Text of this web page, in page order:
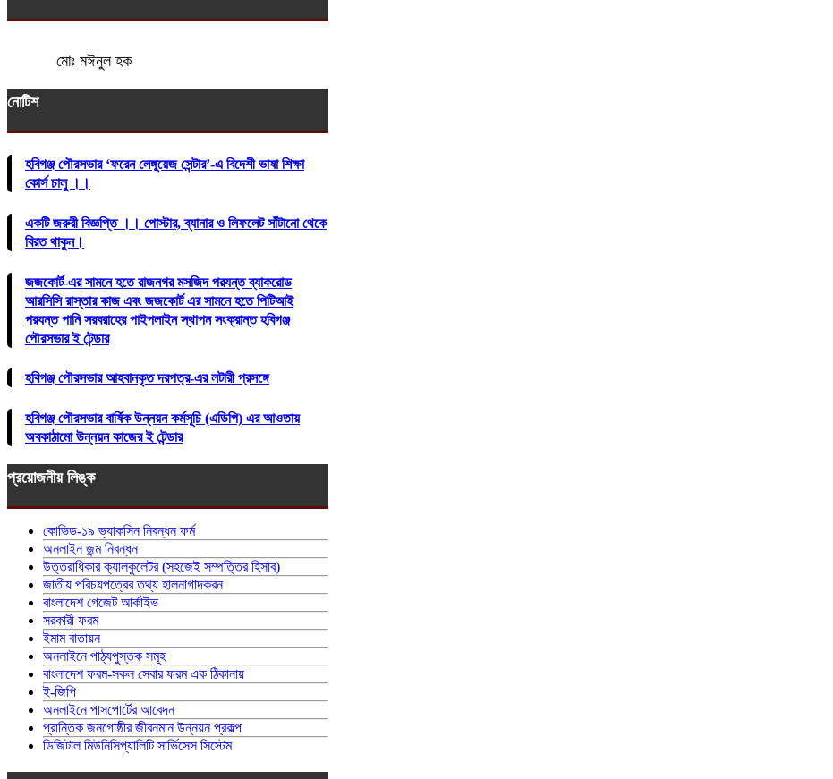
মোঃ মঈনুল হক
নোটিশ
হবিগঞ্জ পৌরসভার ‘ফরেন লেঙ্গুয়েজ সেন্টার’-এ বিদেশী ভাষা শিক্ষা
কোর্স চালু ।।
একটি জরুরী বিজ্ঞপ্তি ।। পোস্টার, ব্যানার ও লিফলেট সাঁটানো থেকে
বিরত থাকুন।
জজকোর্ট-এর সামনে হতে রাজনগর মসজিদ পরযন্ত ব্যাকরোড
আরসিসি রাস্তার কাজ এবং জজকোর্ট এর সামনে হতে পিটিআই
পরযন্ত পানি সরবরাহের পাইপলাইন স্থাপন সংক্রান্ত হবিগঞ্জ
পৌরসভার ই টেন্ডার
হবিগঞ্জ পৌরসভার আহবানকৃত দরপত্র-এর লটারী প্রসঙ্গে
হবিগঞ্জ পৌরসভার বার্ষিক উন্নয়ন কর্মসূচি (এডিপি) এর আওতায়
অবকাঠামো উন্নয়ন কাজের ই টেন্ডার
প্রয়োজনীয় লিঙ্ক
কোভিড-১৯ ভ্যাকসিন নিবন্ধন ফর্ম
অনলাইন জন্ম নিবন্ধন
উত্তরাধিকার ক্যালকুলেটর (সহজেই সম্পত্তির হিসাব)
জাতীয় পরিচয়পত্রের তথ্য হালনাগাদকরন
বাংলাদেশ গেজেট আর্কাইভ
সরকারী ফরম
ইমাম বাতায়ন
অনলাইনে পাঠ্যপুস্তক সমূহ
বাংলাদেশ ফরম-সকল সেবার ফরম এক ঠিকানায়
ই-জিপি
অনলাইনে পাসপোর্টের আবেদন
প্রান্তিক জনগোষ্ঠীর জীবনমান উন্নয়ন প্রকল্প
ডিজিটাল মিউনিসিপ্যালিটি সার্ভিসেস সিস্টেম